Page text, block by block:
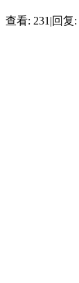
查看: 231 |回复: